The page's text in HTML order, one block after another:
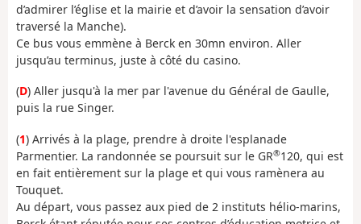
d’admirer l’église et la mairie et d’avoir la sensation d’avoir
traversé la Manche).
Ce bus vous emmène à Berck en 30mn environ. Aller
jusqu’au terminus, juste à côté du casino.
(D) Aller jusqu'à la mer par l'avenue du Général de Gaulle,
puis la rue Singer.
(1) Arrivés à la plage, prendre à droite l'esplanade
Parmentier. La randonnée se poursuit sur le GR®120, qui est
en fait entièrement sur la plage et qui vous ramènera au
Touquet.
Au départ, vous passez aux pied de 2 instituts hélio-marins,